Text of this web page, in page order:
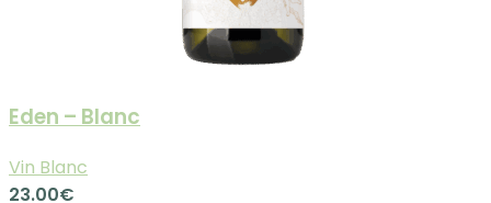
Eden – Blanc
Vin Blanc
23.00€